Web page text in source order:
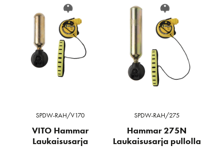
SPDW-RAH/V170
VITO Hammar
Laukaisusarja
SPDW-RAH/275
Hammar 275N
Laukaisusarja pullolla